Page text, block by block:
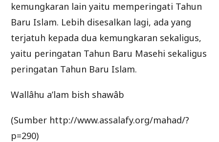
kemungkaran lain yaitu memperingati Tahun
Baru Islam. Lebih disesalkan lagi, ada yang
terjatuh kepada dua kemungkaran sekaligus,
yaitu peringatan Tahun Baru Masehi sekaligus
peringatan Tahun Baru Islam.
Wallâhu a’lam bish shawâb
(Sumber http://www.assalafy.org/mahad/?
p=290)